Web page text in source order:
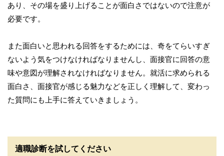
あり、その場を盛り上げることが面白さではないので注意が
必要です。
また面白いと思われる回答をするためには、奇をてらいすぎ
ないよう気をつけなければなりませんし、面接官に回答の意
味や意図が理解されなければなりません。就活に求められる
面白さ、面接官が感じる魅力などを正しく理解して、変わっ
た質問にも上手に答えていきましょう。
適職診断を試してください